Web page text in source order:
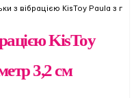
з вібрацією KisToy Paula з
KisToy
3,2 см